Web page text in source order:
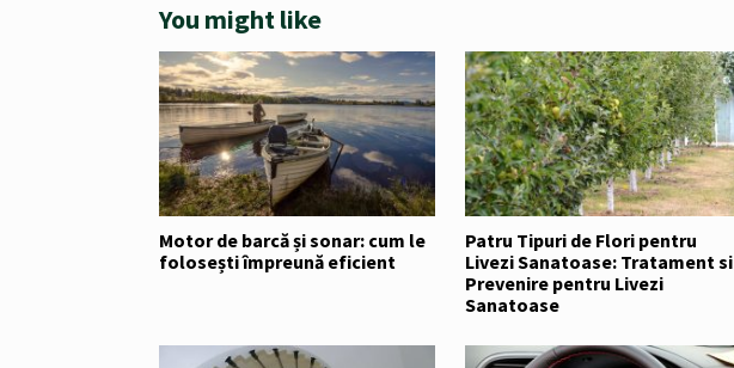
You might like
Motor de barcă și sonar: cum le
folosești împreună eficient
Patru Tipuri de Flori pentru
Livezi Sanatoase: Tratament si
Prevenire pentru Livezi
Sanatoase